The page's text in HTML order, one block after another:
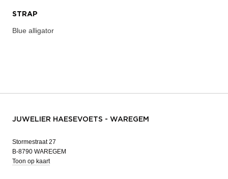
STRAP
Blue alligator
JUWELIER HAESEVOETS - WAREGEM
Stormestraat 27
B-8790 WAREGEM
Toon op kaart